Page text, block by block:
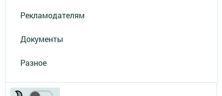
Рекламодателям
Документы
Разное